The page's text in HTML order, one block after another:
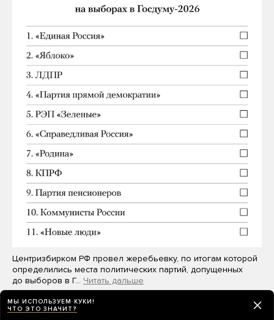
Центризбирком РФ провел жеребьевку, по итогам которой
определились места политических партий, допущенных
до выборов в Г… Читать дальше
МЫ ИСПОЛЬЗУЕМ КУКИ!
ЧТО ЭТО ЗНАЧИТ?